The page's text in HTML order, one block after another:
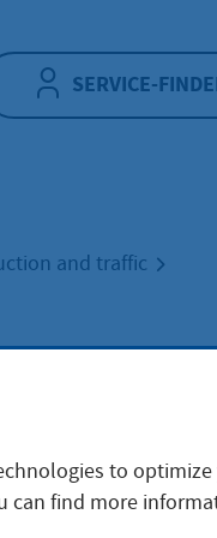
SERVICE-
and traffic
to
can find more